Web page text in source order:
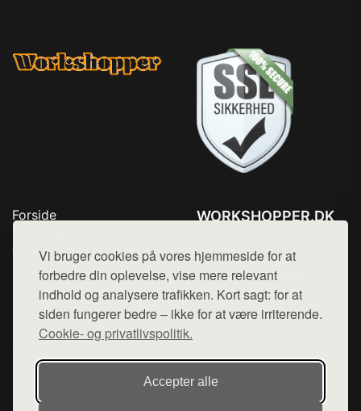
Vi bruger cookies på vores hjemmeside for at
forbedre din oplevelse, vise mere relevant
indhold og analysere trafikken. Kort sagt: for at
siden fungerer bedre – ikke for at være irriterende.
Cookie- og privatlivspolitik.
Accepter alle
Forside
Top Rabatter
Kontakt
WORKSHOPPER.DK
Mail: hej@want.dk
Cookie- og privatlivspolitik
Denne side er en del af want.dk, der udgiver en række
hjemmesider med præsentation af forskellige produkter fra